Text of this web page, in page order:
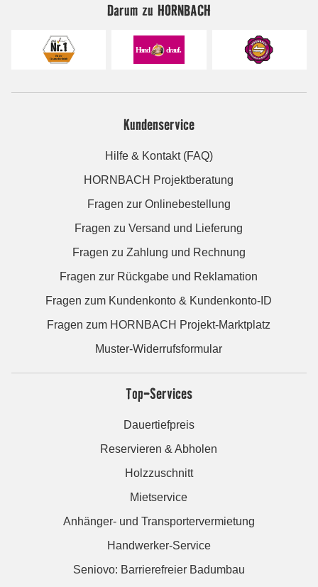
Darum zu HORNBACH
Kundenservice
Hilfe & Kontakt (FAQ)
HORNBACH Projektberatung
Fragen zur Onlinebestellung
Fragen zu Versand und Lieferung
Fragen zu Zahlung und Rechnung
Fragen zur Rückgabe und Reklamation
Fragen zum Kundenkonto & Kundenkonto-ID
Fragen zum HORNBACH Projekt-Marktplatz
Muster-Widerrufsformular
Top-Services
Dauertiefpreis
Reservieren & Abholen
Holzzuschnitt
Mietservice
Anhänger- und Transportervermietung
Handwerker-Service
Seniovo: Barrierefreier Badumbau